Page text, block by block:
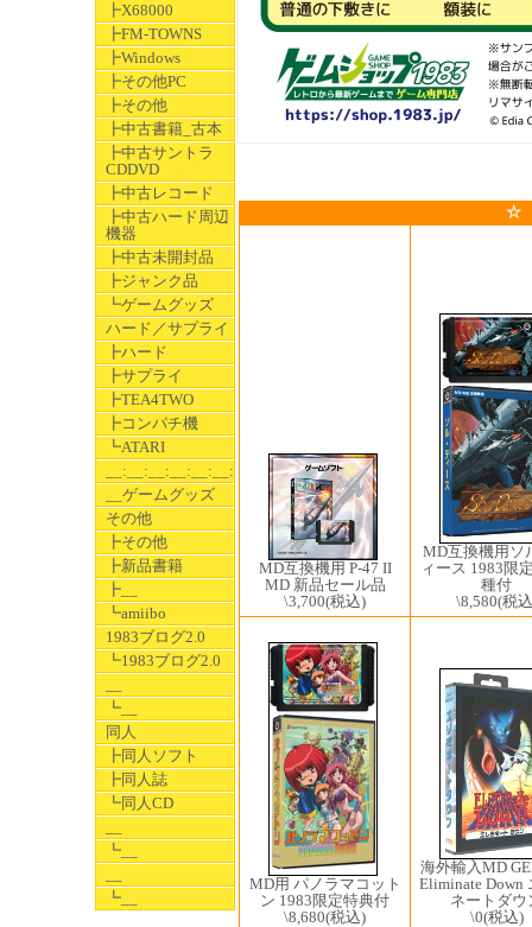
┣X68000
┣FM-TOWNS
┣Windows
┣その他PC
┣その他
┣中古書籍_古本
┣中古サントラ
CDDVD
┣中古レコード
┣中古ハード周辺
機器
┣中古未開封品
┣ジャンク品
┗ゲームグッズ
ハード／サプライ
┣ハード
┣サプライ
┣TEA4TWO
┣コンパチ機
┗ATARI
__:__:__:__:__:__:__
__ゲームグッズ
その他
┣その他
┣新品書籍
┣__
┗amiibo
1983ブログ2.0
┗1983ブログ2.0
┗__
同人
┣同人ソフト
┣同人誌
┗同人CD
┗__
┗__
☆
MD互換機用 P-47 II
MD 新品セール品
\3,700(税込)
MD互換機用ソ
ィース 1983限
種付
\8,580(税
MD用 パノラマコット
ン 1983限定特典付
\8,680(税込)
海外輸入MD
Eliminate Down
ネートダウ
\0(税込)